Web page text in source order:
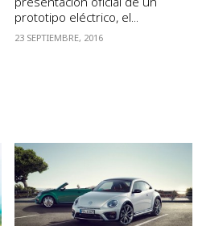
prototipo eléctrico, el...
23 SEPTIEMBRE, 2016
VER NOTA